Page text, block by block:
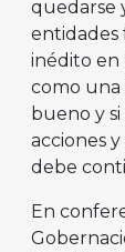
quedarse
entidades
inédito en
como una
bueno y
acciones
debe
En